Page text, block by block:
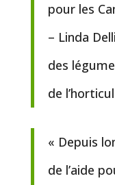
pour les
– Linda
des
de
« Depuis
de l’aide